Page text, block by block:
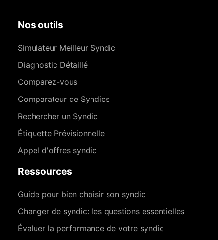
Nos outils
Simulateur Meilleur Syndic
Diagnostic Détaillé
Comparez-vous
Comparateur de Syndics
Rechercher un Syndic
Étiquette Prévisionnelle
Appel d'offres syndic
Ressources
Guide pour bien choisir son syndic
Changer de syndic: les questions essentielles
Évaluer la performance de votre syndic